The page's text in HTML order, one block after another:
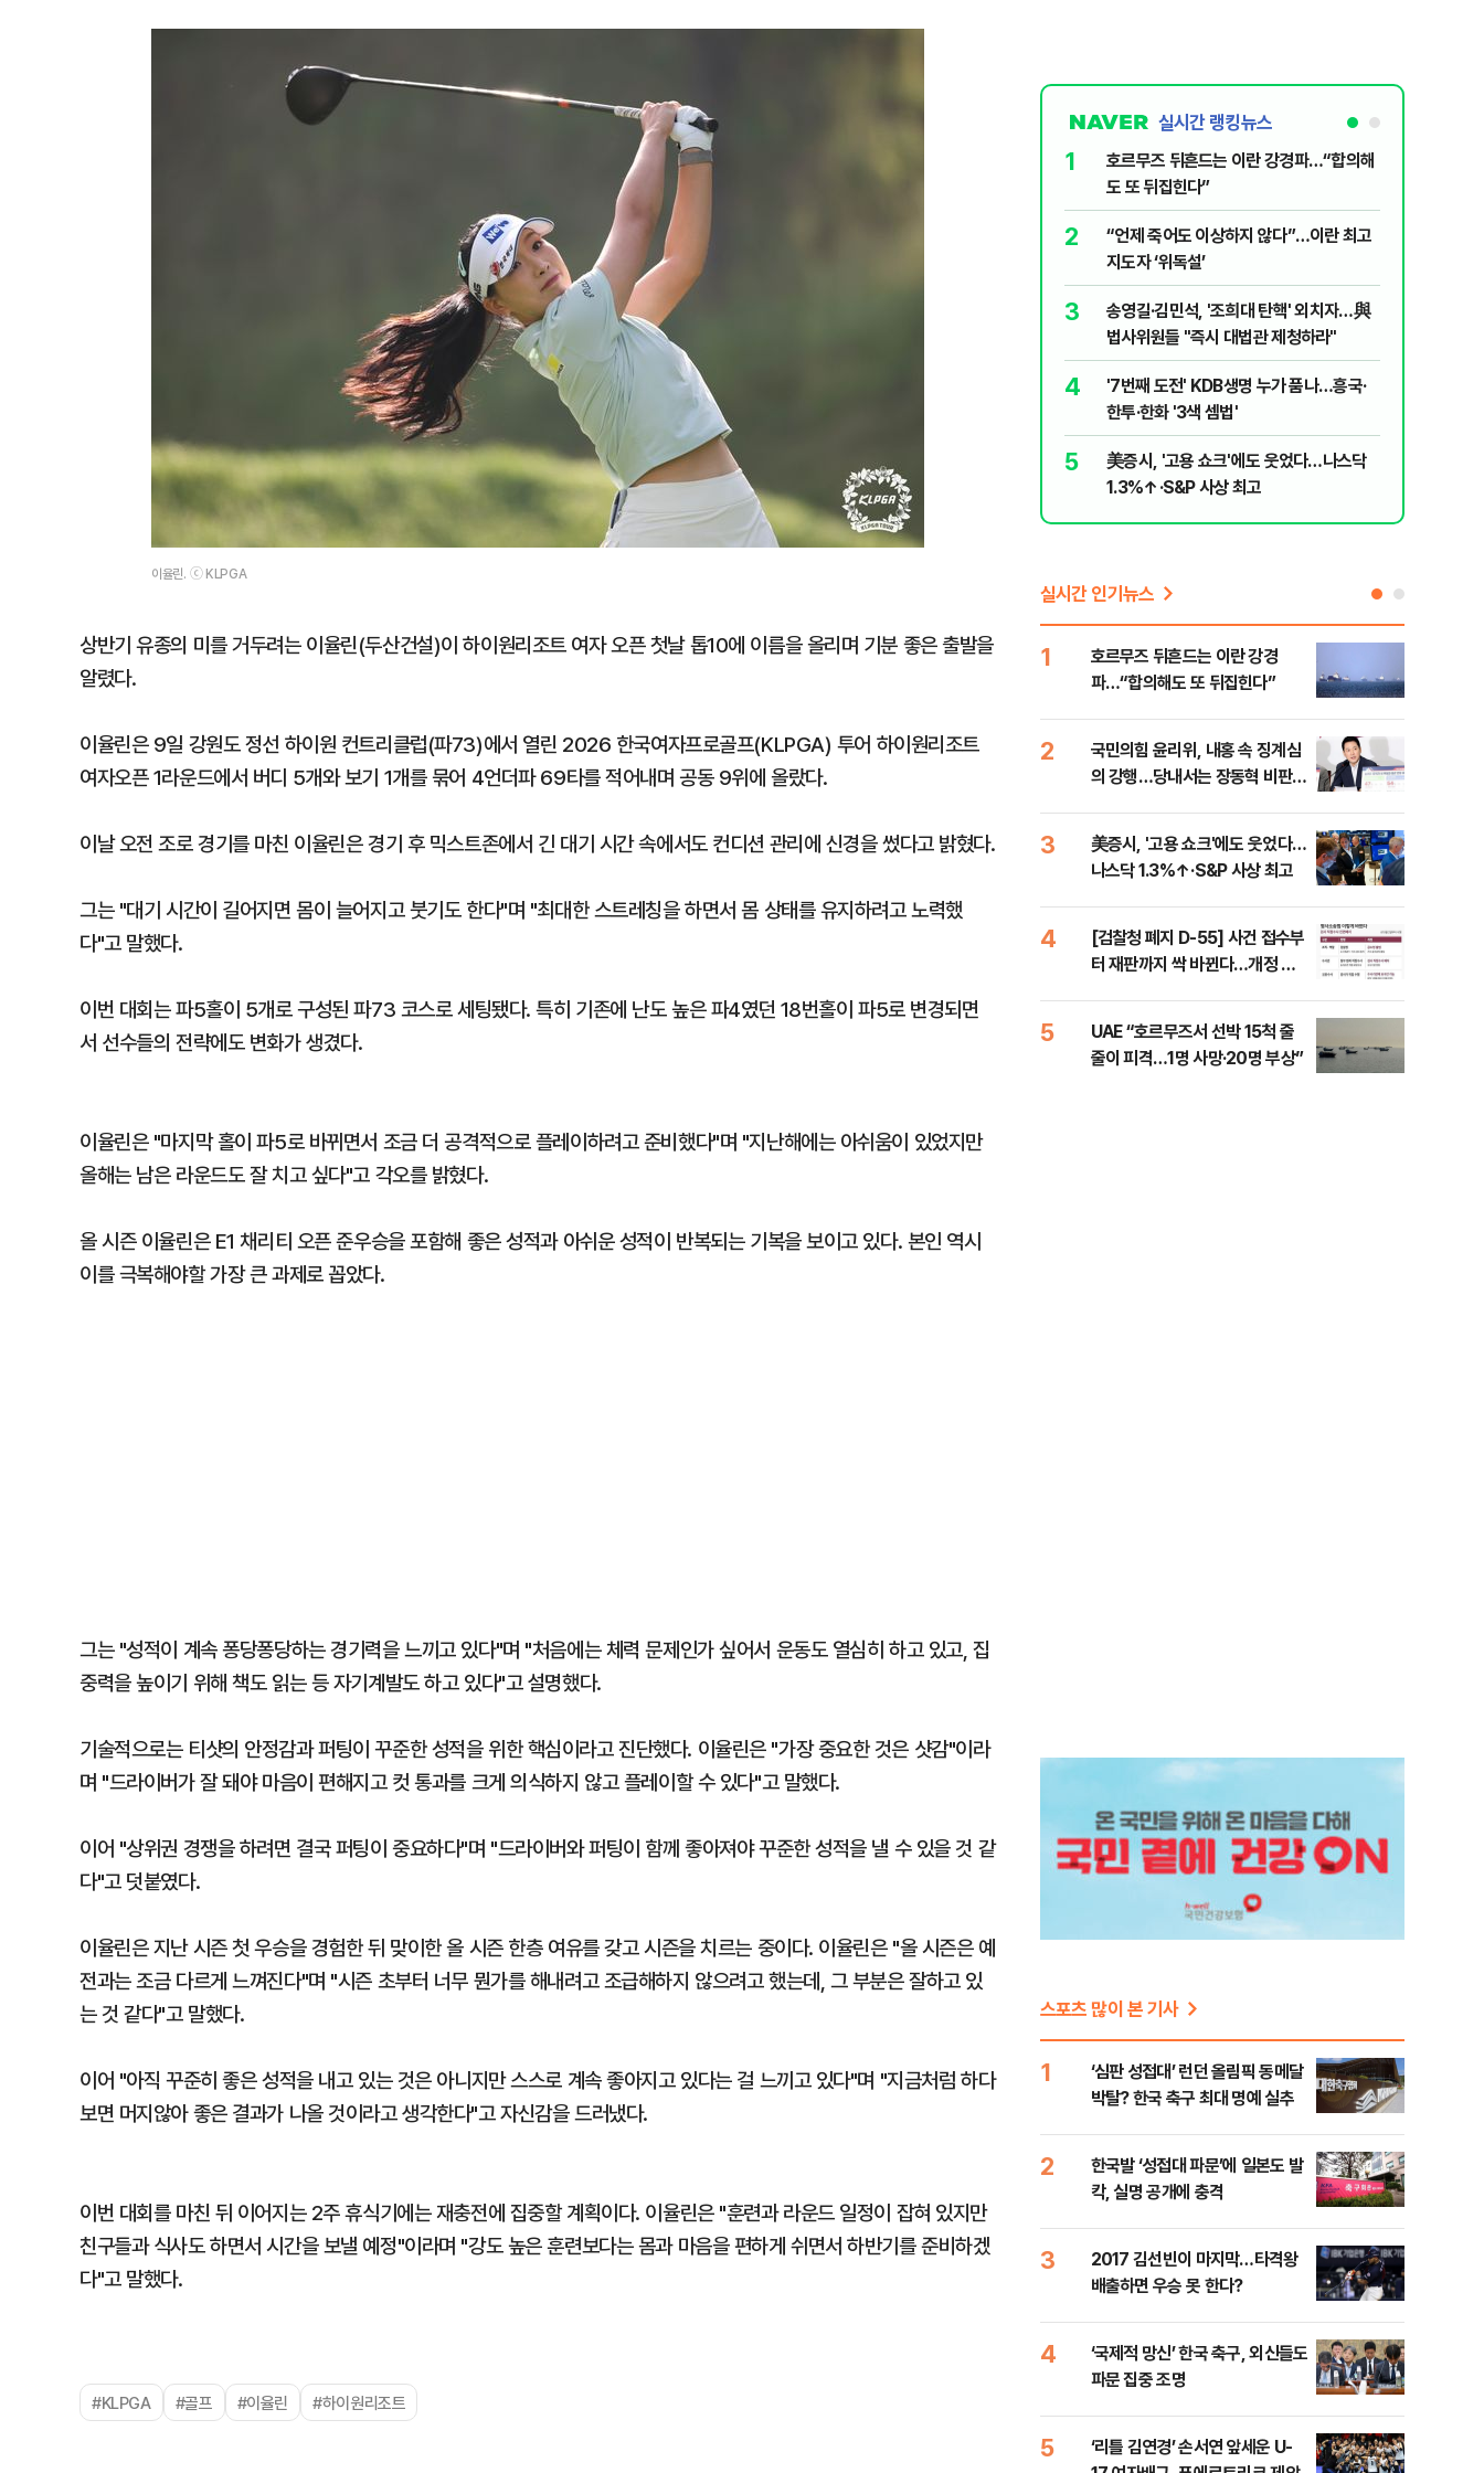
이율린. ⓒ KLPGA
상반기 유종의 미를 거두려는 이율린(두산건설)이 하이원리조트 여자 오픈 첫날 톱10에 이름을 올리며 기분 좋은 출발을
알렸다.
이율린은 9일 강원도 정선 하이원 컨트리클럽(파73)에서 열린 2026 한국여자프로골프(KLPGA) 투어 하이원리조트
여자오픈 1라운드에서 버디 5개와 보기 1개를 묶어 4언더파 69타를 적어내며 공동 9위에 올랐다.
이날 오전 조로 경기를 마친 이율린은 경기 후 믹스트존에서 긴 대기 시간 속에서도 컨디션 관리에 신경을 썼다고 밝혔다.
그는 "대기 시간이 길어지면 몸이 늘어지고 붓기도 한다"며 "최대한 스트레칭을 하면서 몸 상태를 유지하려고 노력했
다"고 말했다.
이번 대회는 파5홀이 5개로 구성된 파73 코스로 세팅됐다. 특히 기존에 난도 높은 파4였던 18번홀이 파5로 변경되면
서 선수들의 전략에도 변화가 생겼다.
이율린은 "마지막 홀이 파5로 바뀌면서 조금 더 공격적으로 플레이하려고 준비했다"며 "지난해에는 아쉬움이 있었지만
올해는 남은 라운드도 잘 치고 싶다"고 각오를 밝혔다.
올 시즌 이율린은 E1 채리티 오픈 준우승을 포함해 좋은 성적과 아쉬운 성적이 반복되는 기복을 보이고 있다. 본인 역시
이를 극복해야할 가장 큰 과제로 꼽았다.
그는 "성적이 계속 퐁당퐁당하는 경기력을 느끼고 있다"며 "처음에는 체력 문제인가 싶어서 운동도 열심히 하고 있고, 집
중력을 높이기 위해 책도 읽는 등 자기계발도 하고 있다"고 설명했다.
기술적으로는 티샷의 안정감과 퍼팅이 꾸준한 성적을 위한 핵심이라고 진단했다. 이율린은 "가장 중요한 것은 샷감"이라
며 "드라이버가 잘 돼야 마음이 편해지고 컷 통과를 크게 의식하지 않고 플레이할 수 있다"고 말했다.
이어 "상위권 경쟁을 하려면 결국 퍼팅이 중요하다"며 "드라이버와 퍼팅이 함께 좋아져야 꾸준한 성적을 낼 수 있을 것 같
다"고 덧붙였다.
이율린은 지난 시즌 첫 우승을 경험한 뒤 맞이한 올 시즌 한층 여유를 갖고 시즌을 치르는 중이다. 이율린은 "올 시즌은 예
전과는 조금 다르게 느껴진다"며 "시즌 초부터 너무 뭔가를 해내려고 조급해하지 않으려고 했는데, 그 부분은 잘하고 있
는 것 같다"고 말했다.
이어 "아직 꾸준히 좋은 성적을 내고 있는 것은 아니지만 스스로 계속 좋아지고 있다는 걸 느끼고 있다"며 "지금처럼 하다
보면 머지않아 좋은 결과가 나올 것이라고 생각한다"고 자신감을 드러냈다.
이번 대회를 마친 뒤 이어지는 2주 휴식기에는 재충전에 집중할 계획이다. 이율린은 "훈련과 라운드 일정이 잡혀 있지만
친구들과 식사도 하면서 시간을 보낼 예정"이라며 "강도 높은 훈련보다는 몸과 마음을 편하게 쉬면서 하반기를 준비하겠
다"고 말했다.
#KLPGA #골프 #이율린 #하이원리조트
실시간 랭킹뉴스
1
호르무즈 뒤흔드는 이란 강경파…“합의해
도 또 뒤집힌다”
2
“언제 죽어도 이상하지 않다”…이란 최고
지도자 ‘위독설’
3
송영길·김민석, '조희대 탄핵' 외치자…與
법사위원들 "즉시 대법관 제청하라"
4
'7번째 도전' KDB생명 누가 품나…흥국·
한투·한화 '3색 셈법'
5
美증시, '고용 쇼크'에도 웃었다…나스닥
1.3%↑·S&P 사상 최고
실시간 인기뉴스
1
호르무즈 뒤흔드는 이란 강경
파…“합의해도 또 뒤집힌다”
2
국민의힘 윤리위, 내홍 속 징계심
의 강행…당내서는 장동혁 비판
3
美증시, '고용 쇼크'에도 웃었다…
나스닥 1.3%↑·S&P 사상 최고
4
[검찰청 폐지 D-55] 사건 접수부
터 재판까지 싹 바뀐다…개정 형
5
UAE “호르무즈서 선박 15척 줄
줄이 피격…1명 사망·20명 부상”
스포츠 많이 본 기사
1
‘심판 성접대’ 런던 올림픽 동메달
박탈? 한국 축구 최대 명예 실추
2
한국발 ‘성접대 파문’에 일본도 발
칵, 실명 공개에 충격
3
2017 김선빈이 마지막…타격왕
배출하면 우승 못 한다?
4
‘국제적 망신’ 한국 축구, 외신들도
파문 집중 조명
5
‘리틀 김연경’ 손서연 앞세운 U-